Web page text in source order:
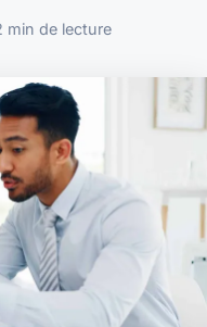
min de lecture